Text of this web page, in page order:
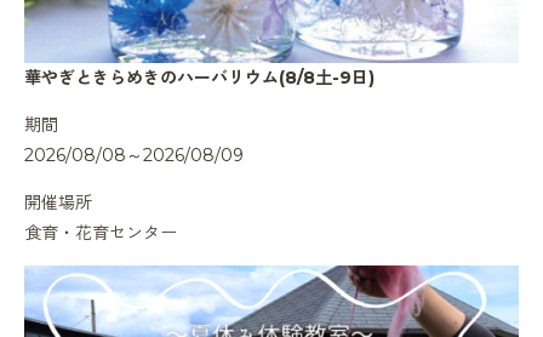
華やぎときらめきのハーバリウム(8/8土-9日)
期間
2026/08/08～2026/08/09
開催場所
食育・花育センター